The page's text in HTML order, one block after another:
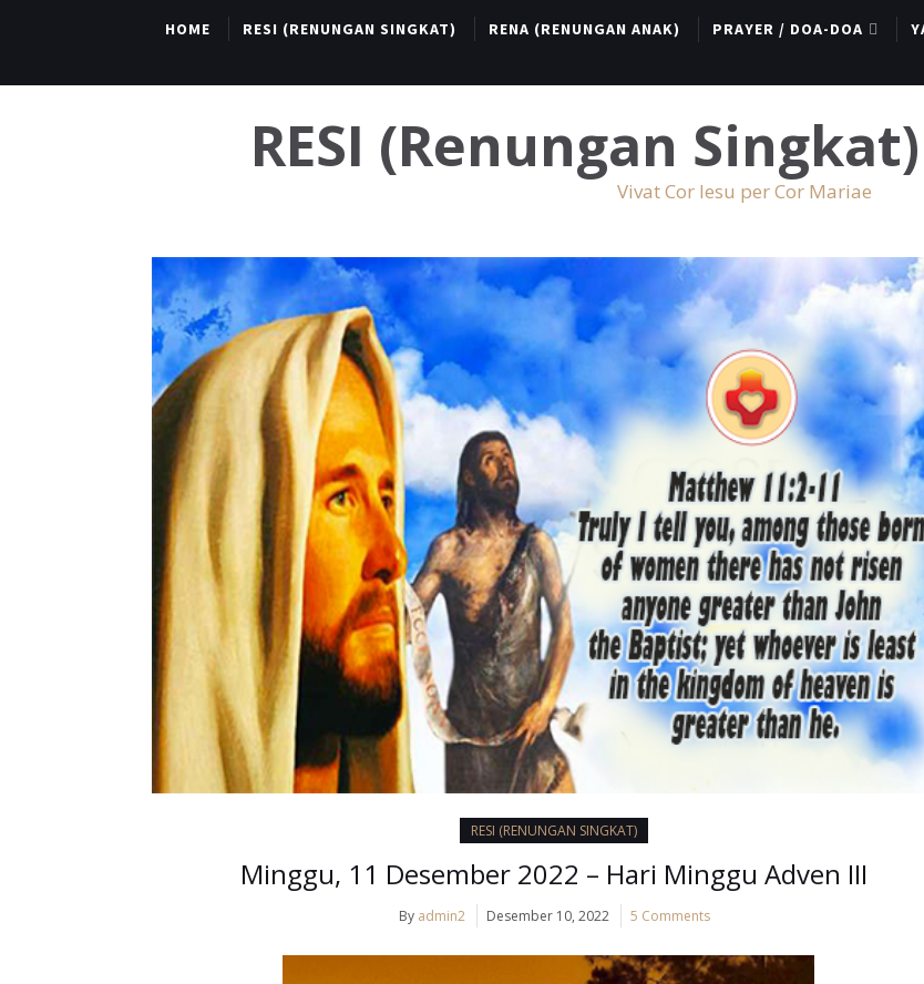
HOME RESI (RENUNGAN SINGKAT) RENA (RENUNGAN ANAK) PRAYER / DOA-DOA
RESI (Renungan
Vivat Cor Iesu per Cor Mariae
RESI (RENUNGAN SINGKAT)
Minggu, 11 Desember 2022 – Hari Minggu Adven III
By admin2 Desember 10, 2022 5 Comments